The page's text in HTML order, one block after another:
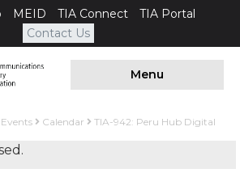
MEID TIA Connect
TIA Portal
Contact Us
Menu
Events Calendar TIA-942: Peru Hub Digital